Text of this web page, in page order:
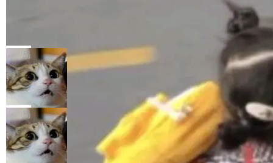
“启蒙老师”。 而今年，恰好是雷霄骅离世十周
年。FFmpeg 社区最终选择用一个大版本的名
字，留下了这份纪念。 雷霄骅曾是中国传媒大学
数字电视技术方向的博士生，长期从事视频、音
频技...
编写程序，目标是完成电商平台作者信息与商品
列表的数据匹配 —— 一项常规的数据处理任
务，最终却产生了 180 万美元的账单，实际支出
超出原定预算 860%。 更令人意外的是，该项目
最终并未成功落地，而高额算力消耗持续运行长
达 5 个月，公司直到财务对账时才察觉异常。这
意味着一个无人看管的 AI 程序，在近半年时间
里日夜不停地"烧钱"。 复盘显示，...
e CEO Clément Delangue 在 CNBC 的采访里
没有拐弯抹角。他说中国正在赢得 AI 竞赛，而
且按目前的速度，中国 AI 工具预计在今年底或
2027 年就能追上美国前沿实验室的水平。 Dela
ngue 把原因归结为一件事：开放协作。中国的
AI 开发者在一个共享和协作的生态里加速迭代，
而美国模型厂商在"闭门造车"。他的原话是 "buil
ding in silos"——各自为战，互不通气。 这个判
局
当 AI agent 把源码变成了最好的扩展系
统，开发者工具必须开源
五年前，David Crawshaw 问过很多软件工程师
一个问题：你写过什么给自己用的程序？答案几
乎都是没有。工程师们整天用别人写的程序写程
序给别人用。偶尔有人自己写个博客系统、智能
家居控制、家庭实验室，都算稀奇事。 Crawsh
局
DeepSeek Harness 宣布内测邀请，全
网最大规模开源 Agent 路演现场诞生
一条内测招募帖，发出去的时候大概没人想到它